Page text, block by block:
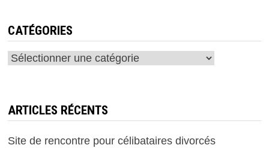
CATÉGORIES
Catégories
ARTICLES RÉCENTS
Site de rencontre pour célibataires divorcés